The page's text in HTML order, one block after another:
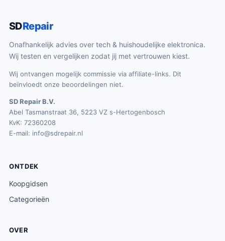
SDRepair
Onafhankelijk advies over tech & huishoudelijke elektronica.
Wij testen en vergelijken zodat jij met vertrouwen kiest.
Wij ontvangen mogelijk commissie via affiliate-links. Dit
beïnvloedt onze beoordelingen niet.
SD Repair B.V.
Abel Tasmanstraat 36, 5223 VZ s-Hertogenbosch
KvK: 72360208
E-mail: info@sdrepair.nl
ONTDEK
Koopgidsen
Categorieën
OVER